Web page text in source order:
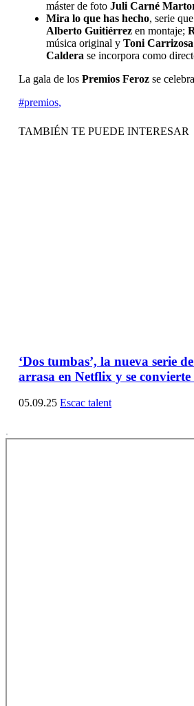
máster de foto Juli Carné
Mira lo que has hecho, serie
Alberto Guitiérrez en montaje;
música original y Toni Carrizosa
Caldera se incorpora como
La gala de los Premios Feroz se
#premios,
TAMBIÉN TE PUEDE INTERESAR
‘Dos tumbas’, la nueva serie
arrasa en Netflix y se convierte
05.09.25 Escac talent